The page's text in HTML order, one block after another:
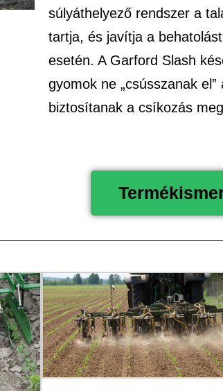
súlyáthelyező rendszer a
tartja, és javítja a
esetén. A Garford Slash
gyomok ne „csússzanak
biztosítanak a csíkozás